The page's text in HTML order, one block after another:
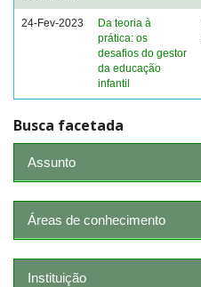
24-Fev-2023
Da teoria à
prática: os
desafios do gestor
da educação
infantil
Busca facetada
Assunto
Áreas de conhecimento
Instituição